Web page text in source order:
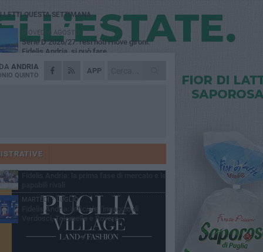
APP
ANDRIA
QUINTO
LETTI QUESTA SETTIMANA
GIOVEDÌ 6 AGOSTO
Serie D 2026/27: resi noti i nove gironi.
Fidelis Andria, si può fare...
VENERDÌ 31 LUGLIO
Fidelis Andria: squadra partita per il ritiro di
Fabio De Sanzo: "Quando ti chiama l'Andria
non puoi non rispondere".
SABATO 4 LUGLIO
MARTEDÌ 7 LUGLIO
Fidelis Andria: ufficiale l'ingaggio di
Verdosci, Tolomello e Rovere